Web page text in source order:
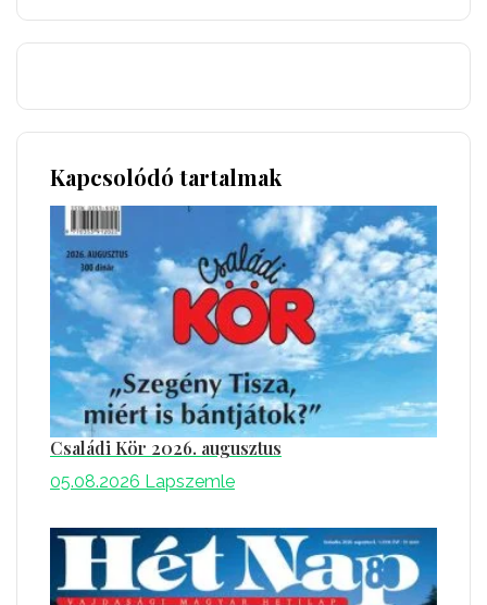
Kapcsolódó tartalmak
Családi Kör 2026. augusztus
05.08.2026 Lapszemle